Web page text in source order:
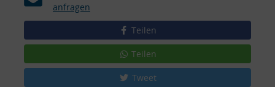
anfragen
Teilen
Teilen
Tweet